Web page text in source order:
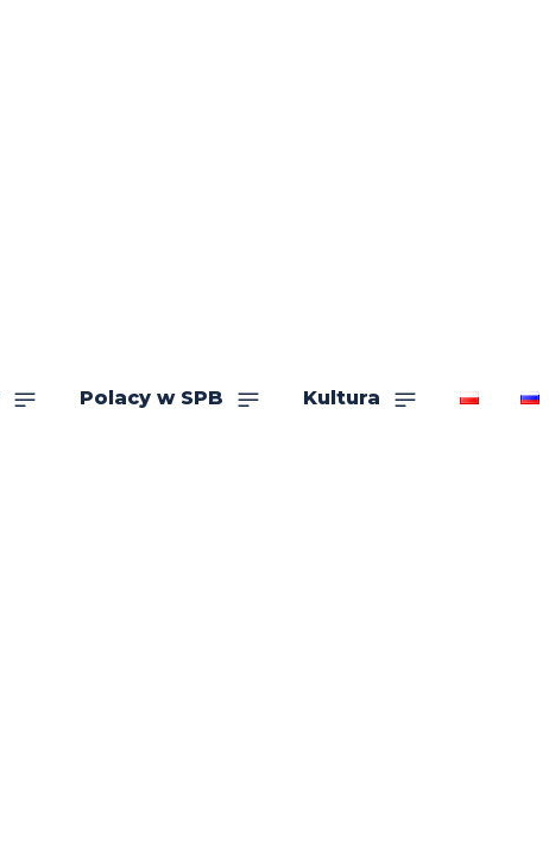
Polacy w SPB Kultura